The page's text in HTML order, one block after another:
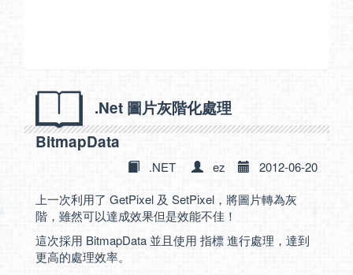
.Net 圖片灰階化處理
BitmapData
.NET ez
2012-06-20
上一次利用了 GetPixel 及 SetPixel，將圖片轉為灰
階，雖然可以達成效果但是效能不佳！
這次採用 BitmapData 並且使用 指標 進行處理，達到
更高的處理效率。